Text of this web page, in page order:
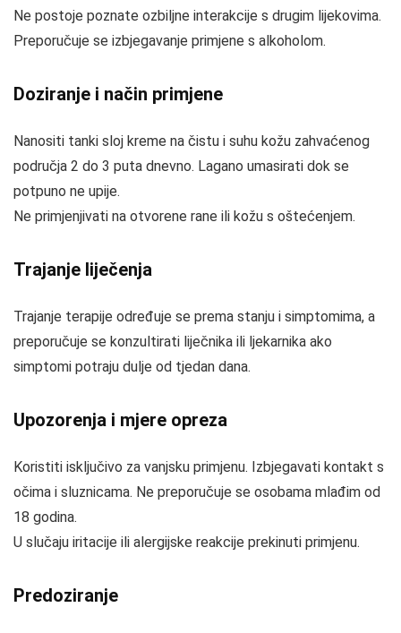
Ne postoje poznate ozbiljne interakcije s drugim lijekovima.
Preporučuje se izbjegavanje primjene s alkoholom.
Doziranje i način primjene
Nanositi tanki sloj kreme na čistu i suhu kožu zahvaćenog
područja 2 do 3 puta dnevno. Lagano umasirati dok se
potpuno ne upije.
Ne primjenjivati na otvorene rane ili kožu s oštećenjem.
Trajanje liječenja
Trajanje terapije određuje se prema stanju i simptomima, a
preporučuje se konzultirati liječnika ili ljekarnika ako
simptomi potraju dulje od tjedan dana.
Upozorenja i mjere opreza
Koristiti isključivo za vanjsku primjenu. Izbjegavati kontakt s
očima i sluznicama. Ne preporučuje se osobama mlađim od
18 godina.
U slučaju iritacije ili alergijske reakcije prekinuti primjenu.
Predoziranje